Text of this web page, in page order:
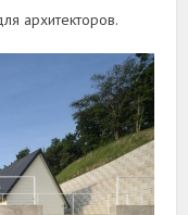
архитекторов.